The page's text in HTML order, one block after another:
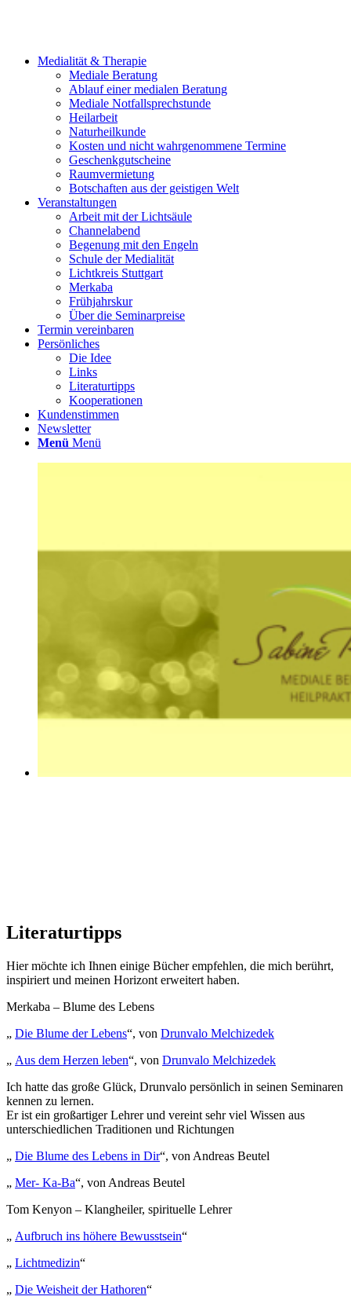
Medialität & Therapie
Mediale Beratung
Ablauf einer medialen Beratung
Mediale Notfallsprechstunde
Heilarbeit
Naturheilkunde
Kosten und nicht wahrgenommene Termine
Geschenkgutscheine
Raumvermietung
Botschaften aus der geistigen Welt
Veranstaltungen
Arbeit mit der Lichtsäule
Channelabend
Begenung mit den Engeln
Schule der Medialität
Lichtkreis Stuttgart
Merkaba
Frühjahrskur
Über die Seminarpreise
Termin vereinbaren
Persönliches
Die Idee
Links
Literaturtipps
Kooperationen
Kundenstimmen
Newsletter
Menü Menü
Literaturtipps
Hier möchte ich Ihnen einige Bücher empfehlen, die mich berührt,
inspiriert und meinen Horizont erweitert haben.
Merkaba – Blume des Lebens
„ Die Blume der Lebens“, von Drunvalo Melchizedek
„ Aus dem Herzen leben“, von Drunvalo Melchizedek
Ich hatte das große Glück, Drunvalo persönlich in seinen Seminaren
kennen zu lernen.
Er ist ein großartiger Lehrer und vereint sehr viel Wissen aus
unterschiedlichen Traditionen und Richtungen
„ Die Blume des Lebens in Dir“, von Andreas Beutel
„ Mer- Ka-Ba“, von Andreas Beutel
Tom Kenyon – Klangheiler, spirituelle Lehrer
„ Aufbruch ins höhere Bewusstsein“
„ Lichtmedizin“
„ Die Weisheit der Hathoren“